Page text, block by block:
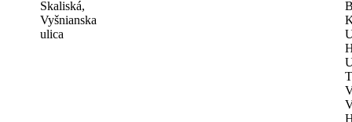
Skaliská,
Vyšnianska
ulica